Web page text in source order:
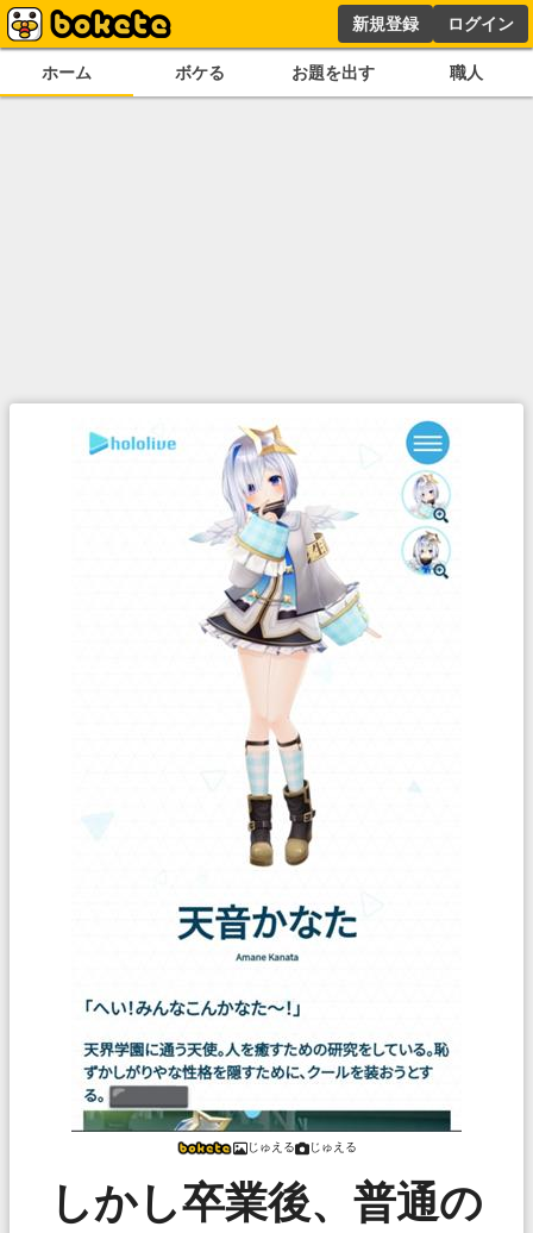
新規登録 ログイン
ホーム ボケる お題を出す 職人
じゅえる じゅえる
しかし卒業後、普通の